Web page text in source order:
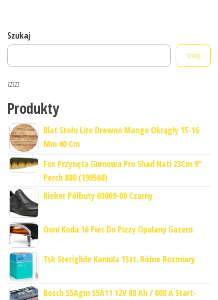
Szukaj
Szukaj
zzzzz
Produkty
Blat Stołu Lite Drewno Mango Okrągły 15-16
Mm 40 Cm
Fox Przynęta Gumowa Pro Shad Nati 23Cm 9"
Perch 880 (190568)
Rieker Półbuty 03069-00 Czarny
Ooni Koda 16 Piec Do Pizzy Opalany Gazem
Tsk Steriglide Kaniula 1Szt. Różne Rozmiary
Bosch S5Agm S5A11 12V 80 Ah / 800 A Start-